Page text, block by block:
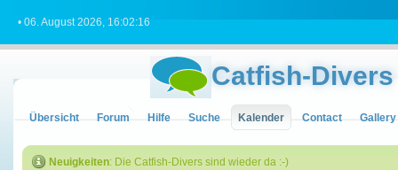
• 06. August 2026, 16:02:16
Catfish-Divers
Übersicht Forum Hilfe Suche Kalender Contact Gallery
Neuigkeiten: Die Catfish-Divers sind wieder da :-)